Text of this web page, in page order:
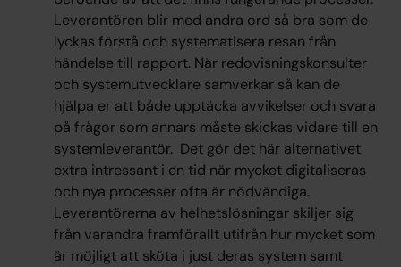
Leverantören blir med andra ord så bra som de
lyckas förstå och systematisera resan från
händelse till rapport. När redovisningskonsulter
och systemutvecklare samverkar så kan de
hjälpa er att både upptäcka avvikelser och svara
på frågor som annars måste skickas vidare till en
systemleverantör. Det gör det här alternativet
extra intressant i en tid när mycket digitaliseras
och nya processer ofta är nödvändiga.
Leverantörerna av helhetslösningar skiljer sig
från varandra framförallt utifrån hur mycket som
är möjligt att sköta i just deras system samt